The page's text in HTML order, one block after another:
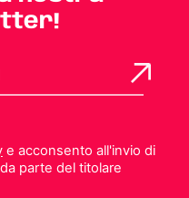
e acconsento all'invio di
parte del titolare